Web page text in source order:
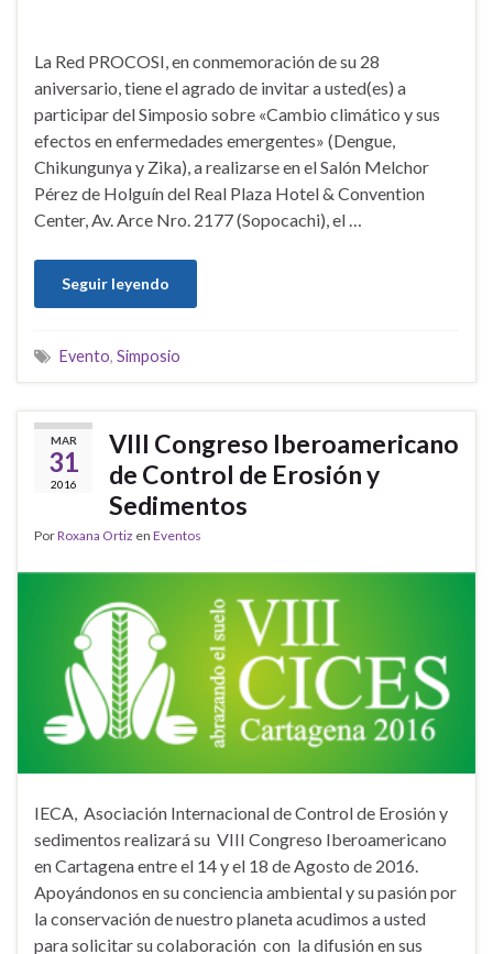
La Red PROCOSI, en conmemoración de su 28
aniversario, tiene el agrado de invitar a usted(es) a
participar del Simposio sobre «Cambio climático y sus
efectos en enfermedades emergentes» (Dengue,
Chikungunya y Zika), a realizarse en el Salón Melchor
Pérez de Holguín del Real Plaza Hotel & Convention
Center, Av. Arce Nro. 2177 (Sopocachi), el …
Seguir leyendo
Evento, Simposio
MAR
31
2016
VIII Congreso Iberoamericano
de Control de Erosión y
Sedimentos
PorRoxana Ortiz en Eventos
IECA, Asociación Internacional de Control de Erosión y
sedimentos realizará su VIII Congreso Iberoamericano
en Cartagena entre el 14 y el 18 de Agosto de 2016.
Apoyándonos en su conciencia ambiental y su pasión por
la conservación de nuestro planeta acudimos a usted
para solicitar su colaboración con la difusión en sus